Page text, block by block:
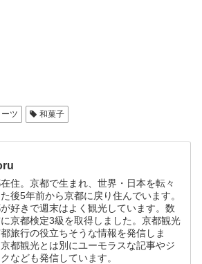
ツ 和菓子
住。京都で生まれ、世界・日本を転々
後5年前から京都に戻り住んでいます。
好きで週末はよく観光しています。数
京都検定3級を取得しました。京都観光
旅行の役立ちそうな情報を発信しま
都観光とは別にユーモラスな記事やジ
なども発信しています。